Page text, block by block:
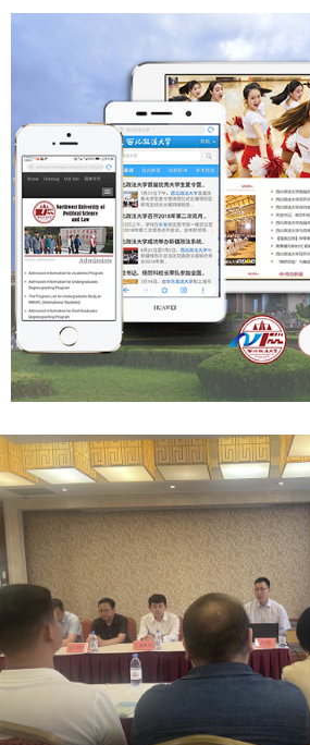
https://m.chinanews.com/wap/
tml http://mwap.iygw.cn/2025/
https://www.peopleweekly.cn/html/
8/257312.html
https://m.toutiao.com/article/
6WWiWqSI0j-
6476941-1333-4e61-903d-
https://qinwen.sanqin.com/app/
/news/newsDetail/7011/
制，有利于相关部门在推动哲学社会科
聚共识、汇聚智慧、积聚合力。 二是
会科学发展的基本方位，推动工作实施
持立足陕西实际形成陕西标识的重要要
科、激励创新、人才发展和聚焦特色等
哲学社会科学学科体系、学术体系、话
位导向，利于党校、社会科学院、高等
构和工作者坚定立场、明确主业、创新
发我省哲学社会科学发展的巨大潜能，
呈。《条例》通过明确实施机制、普及
发布等规定，进一步厘定我省哲学社会
动和社会参与的工作方式和脉络结构，
果在为祖国、为人民立德立言中成就自
新闻记者 王姿颐） 【群众新闻】 《陕
促进条例》解读
https://xzzsx.sxdaily.com.cn/app/
e/news/newsDetail/18499/